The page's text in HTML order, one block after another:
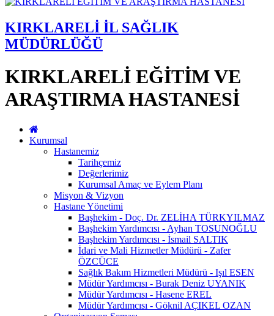
KIRKLARELİ İL SAĞLIK
MÜDÜRLÜĞÜ
KIRKLARELİ EĞİTİM VE
ARAŞTIRMA HASTANESİ
Kurumsal
Hastanemiz
Tarihçemiz
Değerlerimiz
Kurumsal Amaç ve Eylem Planı
Misyon & Vizyon
Hastane Yönetimi
Başhekim - Doç. Dr. ZELİHA TÜRKYILMAZ
Başhekim Yardımcısı - Ayhan TOSUNOĞLU
Başhekim Yardımcısı - İsmail SALTIK
İdari ve Mali Hizmetler Müdürü - Zafer
ÖZCÜCE
Sağlık Bakım Hizmetleri Müdürü - Işıl ESEN
Müdür Yardımcısı - Burak Deniz UYANIK
Müdür Yardımcısı - Hasene EREL
Müdür Yardımcısı - Göknil AÇIKEL OZAN